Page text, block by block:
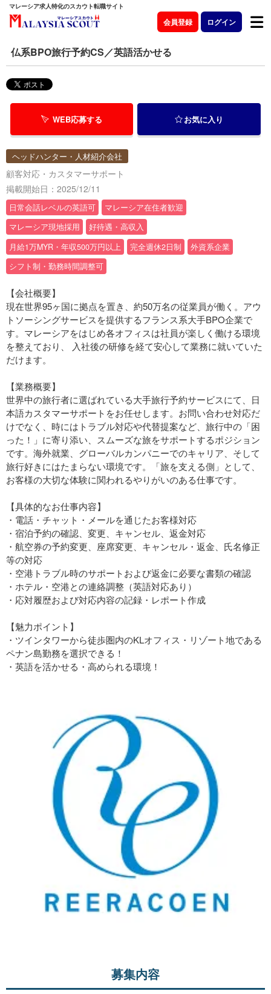
マレーシア求人特化のスカウト転職サイト
会員登録 ログイン
仏系BPO旅行予約CS／英語活かせる
WEB応募する お気に入り
ヘッドハンター・人材紹介会社
顧客対応・カスタマーサポート
掲載開始日：2025/12/11
日常会話レベルの英語可
マレーシア在住者歓迎
マレーシア現地採用
好待遇・高収入
月給1万MYR・年収500万円以上
完全週休2日制
外資系企業
シフト制・勤務時間調整可
【会社概要】
現在世界95ヶ国に拠点を置き、約50万名の従業員が働く。アウ
トソーシングサービスを提供するフランス系大手BPO企業で
す。マレーシアをはじめ各オフィスは社員が楽しく働ける環境
を整えており、 入社後の研修を経て安心して業務に就いていた
だけます。
【業務概要】
世界中の旅行者に選ばれている大手旅行予約サービスにて、日
本語カスタマーサポートをお任せします。お問い合わせ対応だ
けでなく、時にはトラブル対応や代替提案など、旅行中の「困
った！」に寄り添い、スムーズな旅をサポートするポジション
です。海外就業、グローバルカンパニーでのキャリア、そして
旅行好きにはたまらない環境です。「旅を支える側」として、
お客様の大切な体験に関われるやりがいのある仕事です。
【具体的なお仕事内容】
・電話・チャット・メールを通じたお客様対応
・宿泊予約の確認、変更、キャンセル、返金対応
・航空券の予約変更、座席変更、キャンセル・返金、氏名修正
等の対応
・空港トラブル時のサポートおよび返金に必要な書類の確認
・ホテル・空港との連絡調整（英語対応あり）
・応対履歴および対応内容の記録・レポート作成
【魅力ポイント】
・ツインタワーから徒歩圏内のKLオフィス・リゾート地である
ペナン島勤務を選択できる！
・英語を活かせる・高められる環境！
募集内容